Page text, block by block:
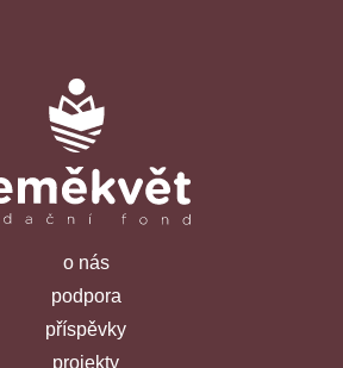
o nás
podpora
příspěvky
projekty